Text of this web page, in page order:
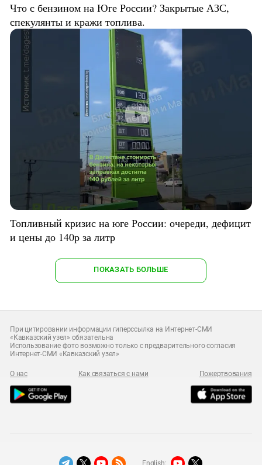
Что с бензином на Юге России? Закрытые АЗС,
спекулянты и кражи топлива.
Топливный кризис на юге России: очереди, дефицит
и цены до 140р за литр
ПОКАЗАТЬ БОЛЬШЕ
При цитировании информации гиперссылка на Интернет-СМИ
«Кавказский узел» обязательна
Использование фото возможно только с предварительного согласия
Интернет-СМИ «Кавказский узел»
О нас Как связаться с нами Пожертвования
English: